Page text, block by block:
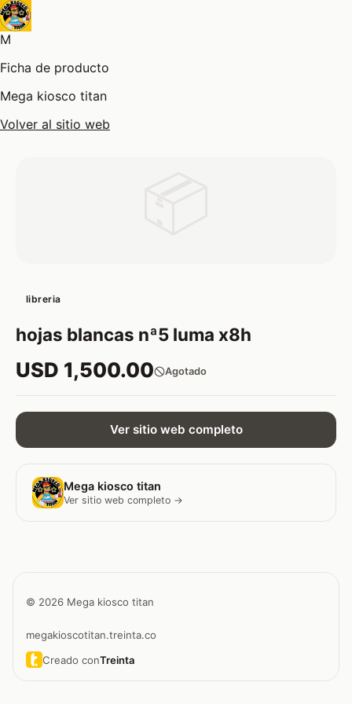
M
Ficha de producto
Mega kiosco titan
Volver al sitio web
libreria
hojas blancas nª5 luma x8h
USD 1,500.00 Agotado
Ver sitio web completo
Mega kiosco titan
Ver sitio web completo →
© 2026 Mega kiosco titan
megakioscotitan.treinta.co
Creado conTreinta